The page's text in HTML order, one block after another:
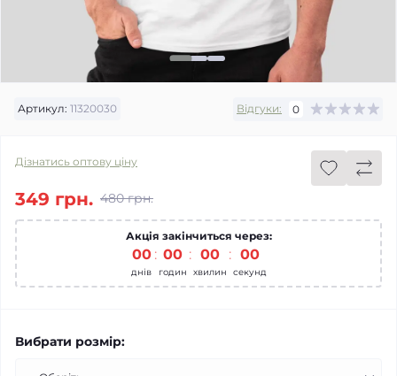
Артикул: 11320030 Відгуки: 0
Дізнатись оптову ціну
480 грн.
349 грн.
Акція закінчиться через:
00
днів
00
годин
00
хвилин
00
секунд
Вибрати розмір: